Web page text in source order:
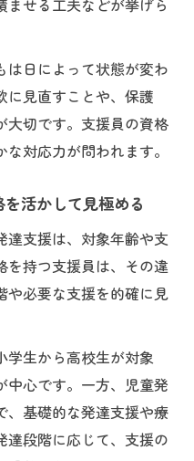
ませる工夫などが挙げら
は日によって状態が変わ
に見直すことや、保護
大切です。支援員の資格
対応力が問われます。
活かして見極める
達支援は、対象年齢や支
を持つ支援員は、その違
や必要な支援を的確に見
学生から高校生が対象
中心です。一方、児童発
、基礎的な発達支援や療
達段階に応じて、支援の